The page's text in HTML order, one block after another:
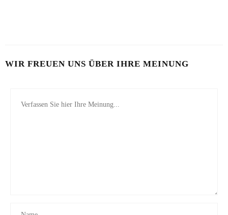
WIR FREUEN UNS ÜBER IHRE MEINUNG